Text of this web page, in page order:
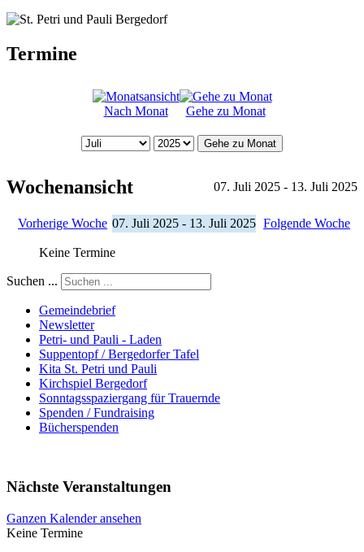
Termine
Nach Monat Gehe zu Monat
Gehe zu Monat
Wochenansicht 07. Juli 2025 - 13. Juli 2025
Vorherige Woche 07. Juli 2025 - 13. Juli 2025 Folgende Woche
Keine Termine
Suchen ...
Gemeindebrief
Newsletter
Petri- und Pauli - Laden
Suppentopf / Bergedorfer Tafel
Kita St. Petri und Pauli
Kirchspiel Bergedorf
Sonntagsspaziergang für Trauernde
Spenden / Fundraising
Bücherspenden
Nächste Veranstaltungen
Ganzen Kalender ansehen
Keine Termine